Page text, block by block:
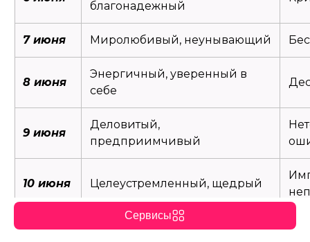
Сервисы
благонадежный
7 июня Миролюбивый, неунывающий
8 июня
Энергичный, уверенный в
себе
9 июня
Деловитый,
предприимчивый
10 июня Целеустремленный, щедрый
11 июня
Изобретательный,